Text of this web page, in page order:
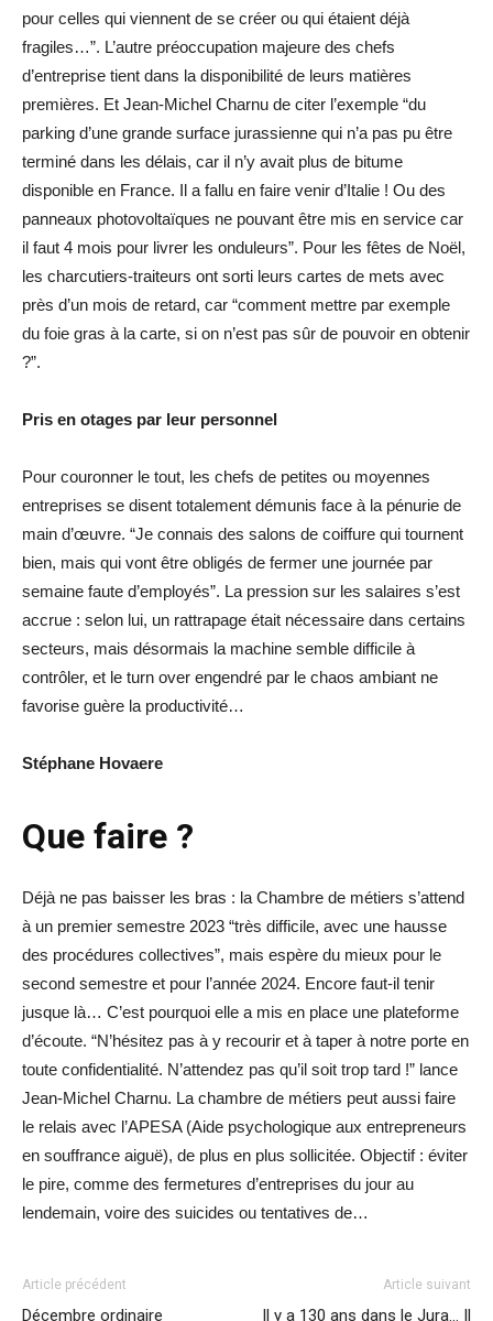
pour celles qui viennent de se créer ou qui étaient déjà
fragiles…”. L’autre préoccupation majeure des chefs
d’entreprise tient dans la disponibilité de leurs matières
premières. Et Jean-Michel Charnu de citer l’exemple “du
parking d’une grande surface jurassienne qui n’a pas pu être
terminé dans les délais, car il n’y avait plus de bitume
disponible en France. Il a fallu en faire venir d’Italie ! Ou des
panneaux photovoltaïques ne pouvant être mis en service car
il faut 4 mois pour livrer les onduleurs”. Pour les fêtes de Noël,
les charcutiers-traiteurs ont sorti leurs cartes de mets avec
près d’un mois de retard, car “comment mettre par exemple
du foie gras à la carte, si on n’est pas sûr de pouvoir en obtenir
?”.
Pris en otages par leur personnel
Pour couronner le tout, les chefs de petites ou moyennes
entreprises se disent totalement démunis face à la pénurie de
main d’œuvre. “Je connais des salons de coiffure qui tournent
bien, mais qui vont être obligés de fermer une journée par
semaine faute d’employés”. La pression sur les salaires s’est
accrue : selon lui, un rattrapage était nécessaire dans certains
secteurs, mais désormais la machine semble difficile à
contrôler, et le turn over engendré par le chaos ambiant ne
favorise guère la productivité…
Stéphane Hovaere
Que faire ?
Déjà ne pas baisser les bras : la Chambre de métiers s’attend
à un premier semestre 2023 “très difficile, avec une hausse
des procédures collectives”, mais espère du mieux pour le
second semestre et pour l’année 2024. Encore faut-il tenir
jusque là… C’est pourquoi elle a mis en place une plateforme
d’écoute. “N’hésitez pas à y recourir et à taper à notre porte en
toute confidentialité. N’attendez pas qu’il soit trop tard !” lance
Jean-Michel Charnu. La chambre de métiers peut aussi faire
le relais avec l’APESA (Aide psychologique aux entrepreneurs
en souffrance aiguë), de plus en plus sollicitée. Objectif : éviter
le pire, comme des fermetures d’entreprises du jour au
lendemain, voire des suicides ou tentatives de…
Article précédent
Décembre ordinaire
Article suivant
Il y a 130 ans dans le Jura… Il